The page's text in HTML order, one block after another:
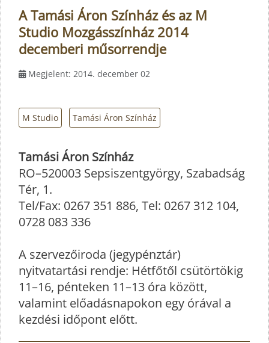
A Tamási Áron Színház és az M
Studio Mozgásszínház 2014
decemberi műsorrendje
Megjelent: 2014. december 02
M Studio Tamási Áron Színház
Tamási Áron Színház
RO–520003 Sepsiszentgyörgy, Szabadság
Tér, 1.
Tel/Fax: 0267 351 886, Tel: 0267 312 104,
0728 083 336
A szervezőiroda (jegypénztár)
nyitvatartási rendje: Hétfőtől csütörtökig
11–16, pénteken 11–13 óra között,
valamint előadásnapokon egy órával a
kezdési időpont előtt.